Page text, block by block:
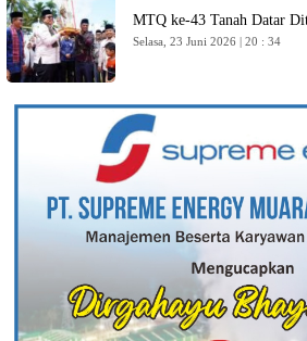
MTQ ke-43 Tanah Datar
Selasa, 23 Juni 2026 | 20 : 34